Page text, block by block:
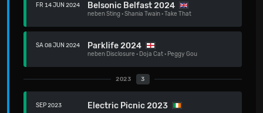
FR 14 JUN 2024 Belsonic Belfast 2024
nebenSting·Shania Twain·Take That
SA 08 JUN 2024 Parklife 2024
neben Disclosure · Doja Cat· Peggy Gou
2023 3
SEP 2023 Electric Picnic 2023